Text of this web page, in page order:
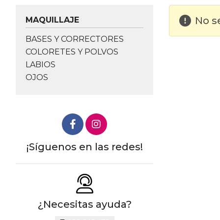
No
MAQUILLAJE
BASES Y CORRECTORES
COLORETES Y POLVOS
LABIOS
OJOS
¡Síguenos en las redes!
¿Necesitas ayuda?